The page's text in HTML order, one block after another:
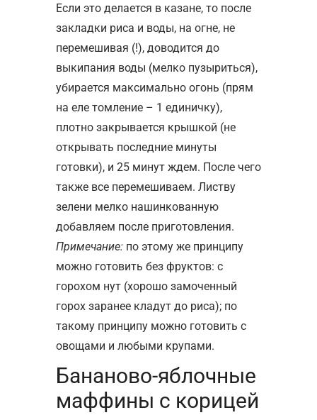
Если это делается в казане, то после
закладки риса и воды, на огне, не
перемешивая (!), доводится до
выкипания воды (мелко пузыриться),
убирается максимально огонь (прям
на еле томление – 1 единичку),
плотно закрывается крышкой (не
открывать последние минуты
готовки), и 25 минут ждем. После чего
также все перемешиваем. Листву
зелени мелко нашинкованную
добавляем после приготовления.
Примечание: по этому же принципу
можно готовить без фруктов: с
горохом нут (хорошо замоченный
горох заранее кладут до риса); по
такому принципу можно готовить с
овощами и любыми крупами.
Бананово-яблочные
маффины с корицей